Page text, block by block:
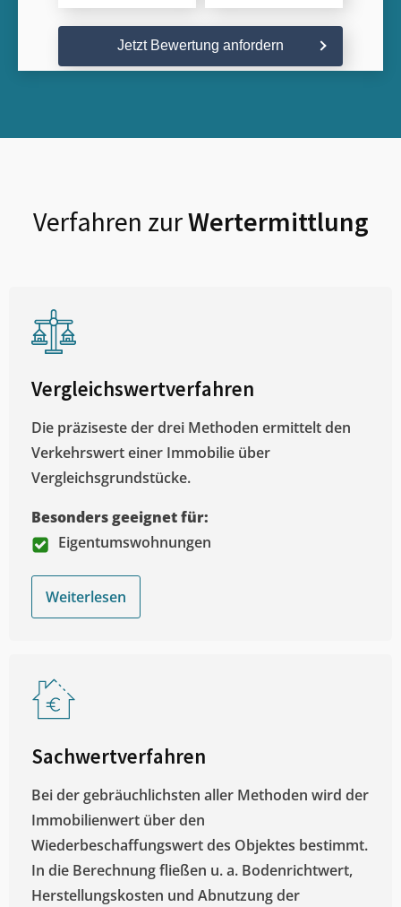
Jetzt Bewertung anfordern
Verfahren zurWertermittlung
Vergleichswertverfahren
Die präziseste der drei Methoden ermittelt den
Verkehrswert einer Immobilie über
Vergleichsgrundstücke.
Besonders geeignet für:
Eigentumswohnungen
Weiterlesen
Sachwertverfahren
Bei der gebräuchlichsten aller Methoden wird der
Immobilienwert über den
Wiederbeschaffungswert des Objektes bestimmt.
In die Berechnung fließen u. a. Bodenrichtwert,
Herstellungskosten und Abnutzung der